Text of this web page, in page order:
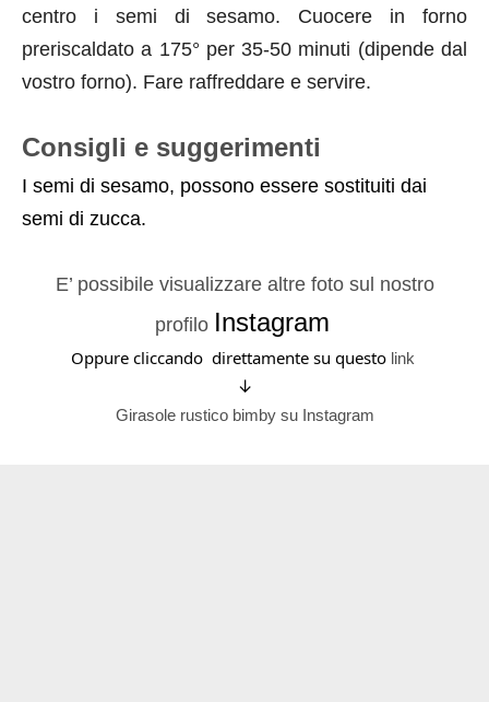
centro i semi di sesamo. Cuocere in forno
preriscaldato a 175° per 35-50 minuti (dipende dal
vostro forno). Fare raffreddare e servire.
Consigli e suggerimenti
I semi di sesamo, possono essere sostituiti dai
semi di zucca.
E’ possibile visualizzare altre foto sul nostro
profilo Instagram
Oppure cliccando direttamente su questo link
↓
Girasole rustico bimby su Instagram